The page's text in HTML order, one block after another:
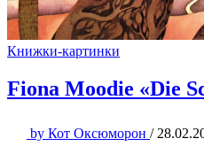
Книжки-картинки
Fiona Moodie «Die
by Кот Оксюморон /